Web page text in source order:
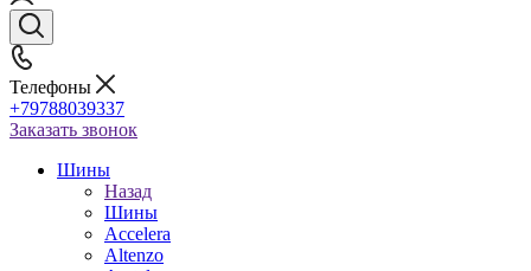
Телефоны
+79788039337
Заказать звонок
Шины
Назад
Шины
Accelera
Altenzo